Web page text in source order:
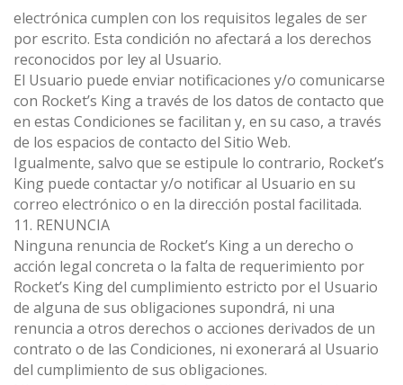
electrónica cumplen con los requisitos legales de ser
por escrito. Esta condición no afectará a los derechos
reconocidos por ley al Usuario.
El Usuario puede enviar notificaciones y/o comunicarse
con Rocket’s King a través de los datos de contacto que
en estas Condiciones se facilitan y, en su caso, a través
de los espacios de contacto del Sitio Web.
Igualmente, salvo que se estipule lo contrario, Rocket’s
King puede contactar y/o notificar al Usuario en su
correo electrónico o en la dirección postal facilitada.
11. RENUNCIA
Ninguna renuncia de Rocket’s King a un derecho o
acción legal concreta o la falta de requerimiento por
Rocket’s King del cumplimiento estricto por el Usuario
de alguna de sus obligaciones supondrá, ni una
renuncia a otros derechos o acciones derivados de un
contrato o de las Condiciones, ni exonerará al Usuario
del cumplimiento de sus obligaciones.